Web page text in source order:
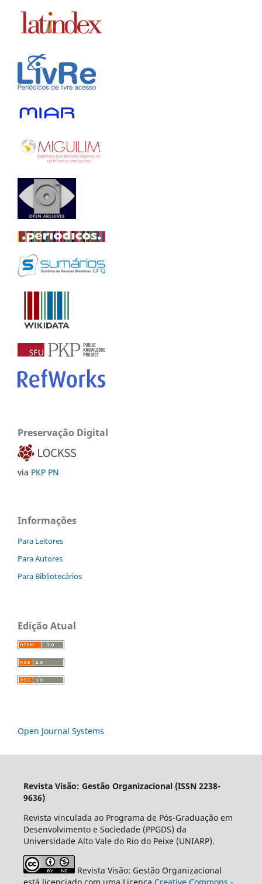
Preservação Digital
via PKP PN
Informações
Para Leitores
Para Autores
Para Bibliotecários
Edição Atual
Open Journal Systems
Revista Visão: Gestão Organizacional (ISSN 2238-
9636)
Revista vinculada ao Programa de Pós-Graduação em
Desenvolvimento e Sociedade (PPGDS) da
Universidade Alto Vale do Rio do Peixe (UNIARP).
Revista Visão: Gestão Organizacional
está licenciado com uma Licença Creative Commons -